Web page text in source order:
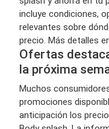
incluye condiciones,
relevantes sobre
precio. Más detalles
Ofertas
la próxima
Muchos
promociones
anticipación los